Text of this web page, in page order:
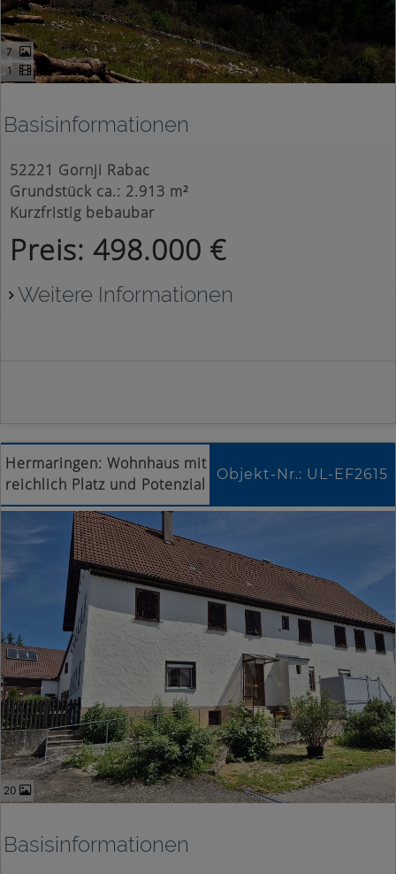
1
7
Basisinformationen
52221 Gornji Rabac
Grundstück ca.: 2.913 m²
Preis: 498.000 €
Kurzfristig bebaubar
Weitere Informationen
Hermaringen: Wohnhaus mit
reichlich Platz und Potenzial
Objekt-Nr.: UL-EF2615
20
Basisinformationen